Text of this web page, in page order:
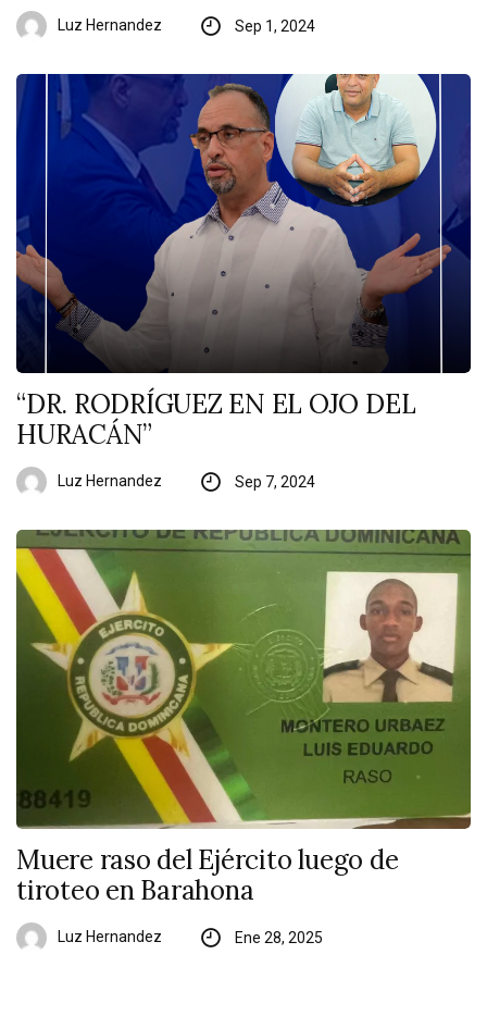
Luz Hernandez Sep 1, 2024
“DR. RODRÍGUEZ EN EL OJO DEL
HURACÁN”
Luz Hernandez Sep 7, 2024
Muere raso del Ejército luego de
tiroteo en Barahona
Luz Hernandez Ene 28, 2025